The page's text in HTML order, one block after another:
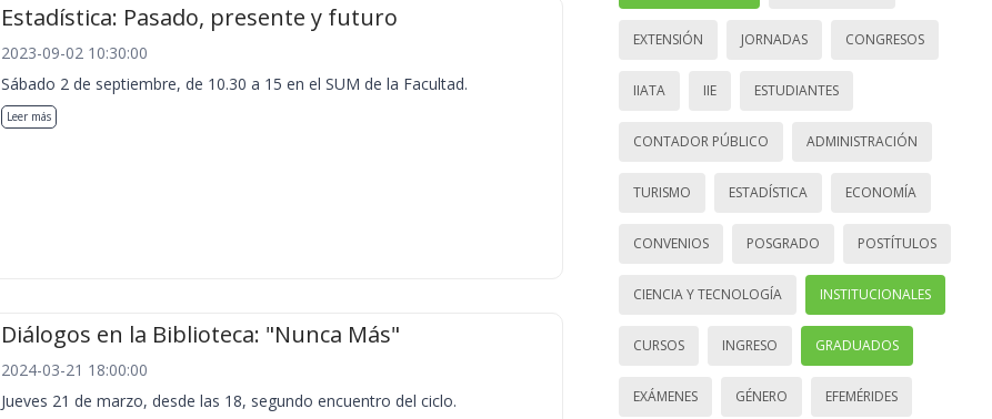
Estadística: Pasado, presente y futuro
2023-09-02 10:30:00
Sábado 2 de septiembre, de 10.30 a 15 en el SUM de la Facultad.
Leer más
Diálogos en la Biblioteca: "Nunca Más"
2024-03-21 18:00:00
Jueves 21 de marzo, desde las 18, segundo encuentro del ciclo.
EXTENSIÓN JORNADAS CONGRESOS
IIATA IIE ESTUDIANTES
CONTADOR PÚBLICO ADMINISTRACIÓN
TURISMO ESTADÍSTICA ECONOMÍA
CONVENIOS POSGRADO POSTÍTULOS
CIENCIA Y TECNOLOGÍA INSTITUCIONALES
CURSOS INGRESO GRADUADOS
EXÁMENES GÉNERO EFEMÉRIDES